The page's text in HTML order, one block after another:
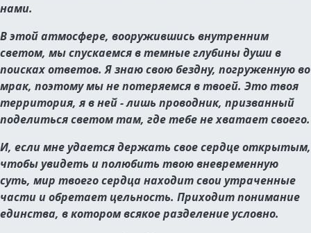
нами.
В этой атмосфере, вооружившись внутренним
светом, мы спускаемся в темные глубины души в
поисках ответов. Я знаю свою бездну, погруженную во
мрак, поэтому мы не потеряемся в твоей. Это твоя
территория, я в ней - лишь проводник, призванный
поделиться светом там, где тебе не хватает своего.
И, если мне удается держать свое сердце открытым,
чтобы увидеть и полюбить твою вневременную
суть, мир твоего сердца находит свои утраченные
части и обретает цельность. Приходит понимание
единства, в котором всякое разделение условно.